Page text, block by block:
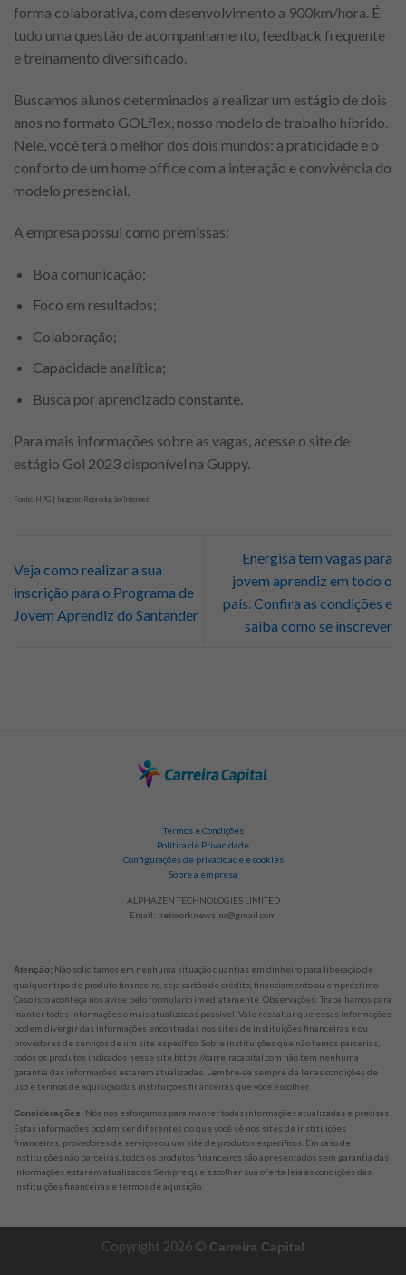
forma colaborativa, com desenvolvimento a 900km/hora. É
tudo uma questão de acompanhamento, feedback frequente
e treinamento diversificado.
Buscamos alunos determinados a realizar um estágio de dois
anos no formato GOLflex, nosso modelo de trabalho híbrido.
Nele, você terá o melhor dos dois mundos: a praticidade e o
conforto de um home office com a interação e convivência do
modelo presencial.
A empresa possui como premissas:
Boa comunicação;
Foco em resultados;
Colaboração;
Capacidade analítica;
Busca por aprendizado constante.
Para mais informações sobre as vagas, acesse o site de
estágio Gol 2023 disponível na Guppy.
Fonte: HPG | Imagem: Reprodução/Internet
Veja como realizar a sua
inscrição para o Programa de
Jovem Aprendiz do Santander
Energisa tem vagas para
jovem aprendiz em todo o
país. Confira as condições e
saiba como se inscrever
Termos e Condições
Política de Privacidade
Configurações de privacidade e cookies
Sobre a empresa
ALPHAZEN TECHNOLOGIES LIMITED
Email: networknewsinc@gmail.com
Atenção: Não solicitamos em nenhuma situação quantias em dinheiro para liberação de
qualquer tipo de produto financeiro, seja cartão de crédito, financiamento ou empréstimo.
Caso isto aconteça nos avise pelo formulário imediatamente. Observações: Trabalhamos para
manter todas informações o mais atualizadas possível. Vale ressaltar que essas informações
podem divergir das informações encontradas nos sites de instituições financeiras e ou
provedores de serviços de um site específico. Sobre instituições que não temos parcerias,
todos os produtos indicados nesse site https://carreiracapital.com não tem nenhuma
garantia das informações estarem atualizadas. Lembre-se sempre de ler as condições de
uso e termos de aquisição das instituições financeiras que você escolher.
Considerações: Nós nos esforçamos para manter todas informações atualizadas e precisas.
Estas informações podem ser diferentes do que você vê nos sites de instituições
financeiras, provedores de serviços ou um site de produtos específicos. Em caso de
instituições não parceiras, todos os produtos financeiros são apresentados sem garantia das
informações estarem atualizados. Sempre que escolher sua oferta leia as condições das
instituições financeiras e termos de aquisição.
Copyright 2026 © Carreira Capital